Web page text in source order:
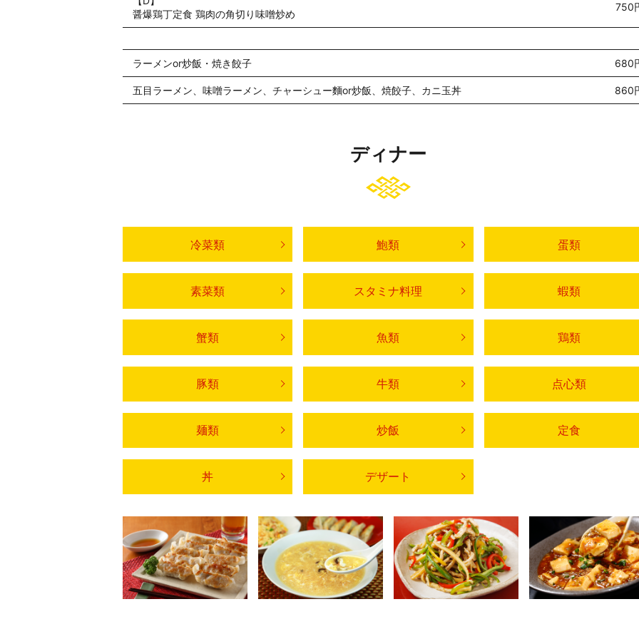
醤爆鶏丁定食 鶏肉の角切り味噌炒め
750
ラーメンor炒飯・焼き餃子 680
五目ラーメン、味噌ラーメン、チャーシュー麵or炒飯、焼餃子、カニ玉丼 860
ディナー
冷菜類 鮑類 蛋類
素菜類 スタミナ料理 蝦類
蟹類 魚類 鶏類
豚類 牛類 点心類
麺類 炒飯 定食
丼 デザート